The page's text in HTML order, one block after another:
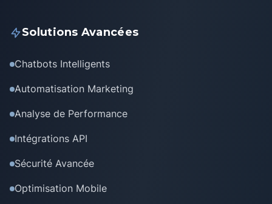
Solutions Avancées
Chatbots Intelligents
Automatisation Marketing
Analyse de Performance
Intégrations API
Sécurité Avancée
Optimisation Mobile